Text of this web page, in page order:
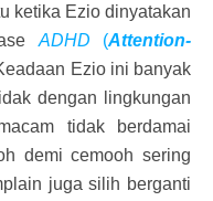
ketika Ezio dinyatakan
ADHD (Attention-
Ezio ini banyak
dengan lingkungan
tidak berdamai
demi cemooh sering
juga silih berganti